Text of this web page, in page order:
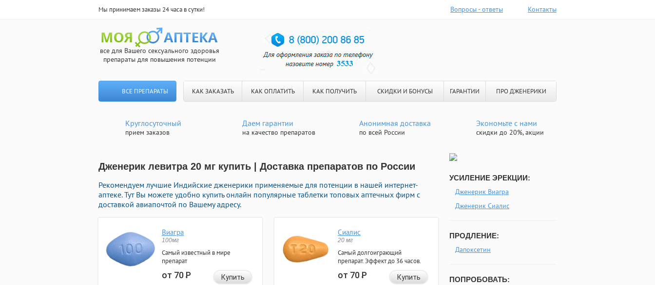
Мы принимаем заказы 24 часа в сутки! Вопросы - ответы Контакты
все для Вашего сексуального здоровья
препараты для повышения потенции
ВСЕ ПРЕПАРАТЫ КАК ЗАКАЗАТЬ КАК ОПЛАТИТЬ КАК ПОЛУЧИТЬ СКИДКИ И БОНУСЫ ГАРАНТИИ ПРО ДЖЕНЕРИКИ
Круглосуточный
прием заказов
Даем гарантии
на качество препаратов
Анонимная доставка
по всей России
Экономьте с нами
скидки до 20%, акции
Дженерик левитра 20 мг купить | Доставка препаратов по России
Рекомендуем лучшие Индийские дженерики применяемые для потенции в нашей интернет-
аптеке. Тут Вы можете удобно купить онлайн популярные таблетки топовых аптечных фирм с
доставкой авиапочтой по Вашему адресу.
Виагра
100мг
Самый известный в мире
препарат
от 70Р Купить
Сиалис
20 мг
Самый долгоиграющий
препарат. Эффект до 36 часов.
от 70Р Купить
УСИЛЕНИЕ ЭРЕКЦИИ:
Дженерик Виагра
Дженерик Сиалис
ПРОДЛЕНИЕ:
Дапоксетин
ПОПРОБОВАТЬ: